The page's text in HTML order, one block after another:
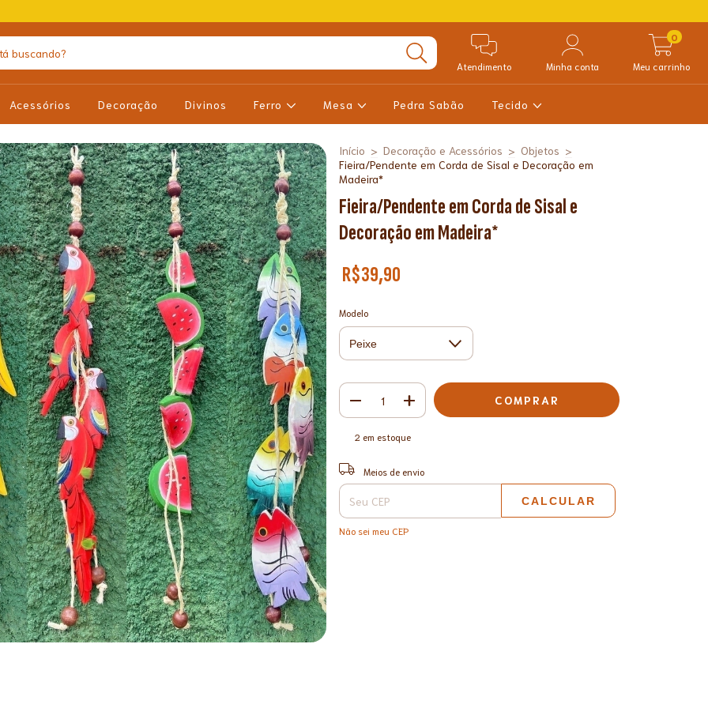
Atendimento Minha conta Meu carrinho
0
Acessórios Decoração Divinos Ferro Mesa Pedra Sabão Tecido
Início > Decoração e Acessórios > Objetos >
Fieira/Pendente em Corda de Sisal e Decoração em
Madeira*
Fieira/Pendente em Corda de Sisal e
Decoração em Madeira*
R$39,90
Modelo
2 em estoque
Entregas para o CEP:
Meios de envio
CALCULAR
Não sei meu CEP